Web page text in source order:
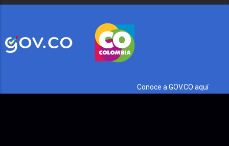
Conoce a GOV.CO aquí